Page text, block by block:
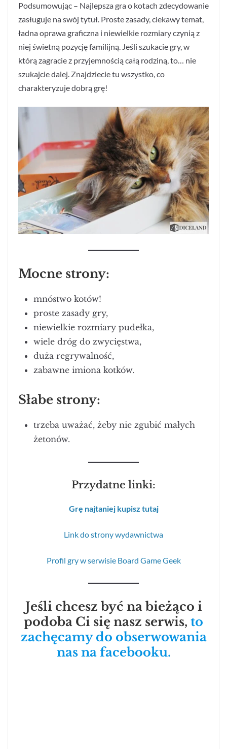
Podsumowując – Najlepsza gra o kotach zdecydowanie
zasługuje na swój tytuł. Proste zasady, ciekawy temat,
ładna oprawa graficzna i niewielkie rozmiary czynią z
niej świetną pozycję familijną. Jeśli szukacie gry, w
którą zagracie z przyjemnością całą rodziną, to… nie
szukajcie dalej. Znajdziecie tu wszystko, co
charakteryzuje dobrą grę!
Mocne strony:
mnóstwo kotów!
proste zasady gry,
niewielkie rozmiary pudełka,
wiele dróg do zwycięstwa,
duża regrywalność,
zabawne imiona kotków.
Słabe strony:
trzeba uważać, żeby nie zgubić małych
żetonów.
Przydatne linki:
Grę najtaniej kupisz tutaj
Link do strony wydawnictwa
Profil gry w serwisie Board Game Geek
Jeśli chcesz być na bieżąco i
podoba Ci się nasz serwis, to
zachęcamy do obserwowania
nas na facebooku.